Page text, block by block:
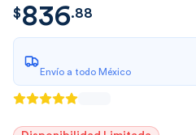
$836.8813483
$836.88
Envío a todo México